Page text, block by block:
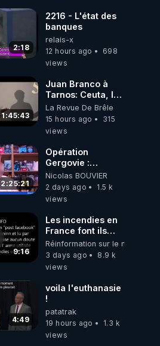
carbone.
2:18
2216 - L'état des
banques
relais-x
12 hours ago
698
views
1:45:43
Juan Branco à
Tarnos: Ceuta, le
narcotrafic et le
pouvoir en France
La Revue De Brêle
15 hours ago
315
views
2:25:21
Opération
Gergovie :
‪@38resistancegauloise‬
‪@MarionSigautOfficiel‬
‪@gladysriifard5710‬
Nicolas BOUVIER
2 days ago
1.5 k
views
9:16
Les incendies en
France font ils
partie d' un plan
qui aurait débuté
le 11 septembre
Réinformation sur le monde
3 days ago
8.9 k
views
4:49
voila l'euthanasie
!
patatrak
19 hours ago
1.3 k
views